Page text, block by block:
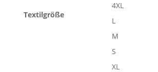
Textilgröße
4XL
L
M
S
XL